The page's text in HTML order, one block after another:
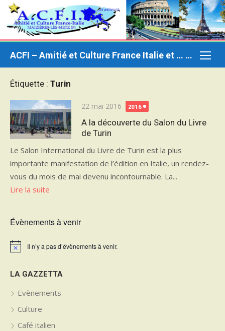
Aller
contenu
ACFI – Amitié et Culture France Italie et … ailleurs
Étiquette : Turin
Publié
le
22 mai 2016 2016
A la découverte du Salon du Livre
de Turin
Le Salon International du Livre de Turin est la plus
importante manifestation de l’édition en Italie, un rendez-
vous du mois de mai devenu incontournable. La...
Lire la suite
Évènements à venir
Notice Il n’y a pas d’évènements à venir.
LA GAZZETTA
Evènements
Culture
Café italien